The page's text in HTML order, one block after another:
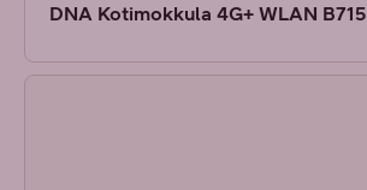
DNA Kotimokkula 4G+ WLAN B715